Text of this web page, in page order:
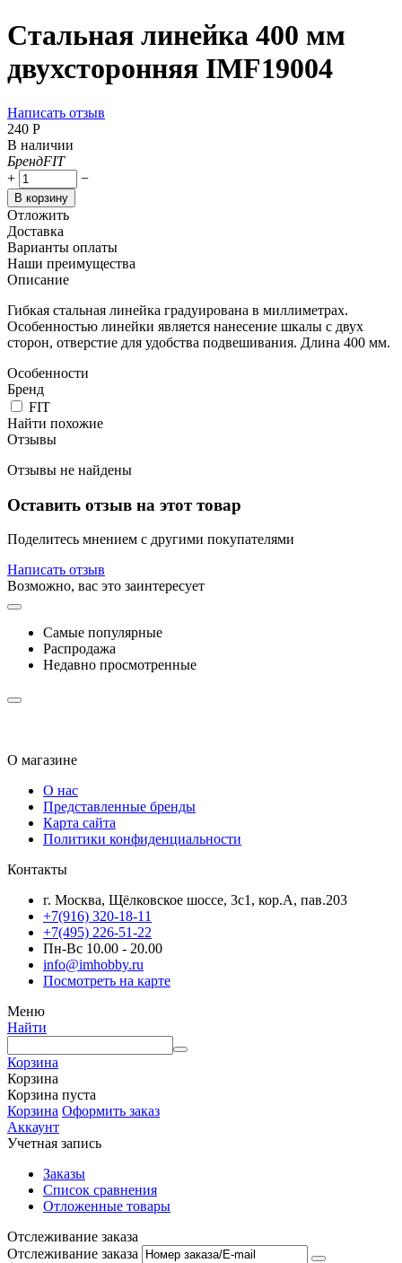
Стальная линейка 400 мм
двухсторонняя IMF19004
Написать отзыв
‍240‍ Р
В наличии
БрендFIT
+
−
В корзину
Отложить
Доставка
Варианты оплаты
Наши преимущества
Описание
Гибкая стальная линейка градуирована в миллиметрах.
Особенностью линейки является нанесение шкалы с двух
сторон, отверстие для удобства подвешивания. Длина 400 мм.
Особенности
Бренд
FIT
Найти похожие
Отзывы
Отзывы не найдены
Оставить отзыв на этот товар
Поделитесь мнением с другими покупателями
Написать отзыв
Возможно, вас это заинтересует
Самые популярные
Распродажа
Недавно просмотренные
О магазине
О нас
Представленные бренды
Карта сайта
Политики конфиденциальности
Контакты
г. Москва, Щёлковское шоссе, 3с1, кор.А, пав.203
+7(916) 320-18-11
+7(495) 226-51-22
Пн-Вс 10.00 - 20.00
info@imhobby.ru
Посмотреть на карте
Меню
Найти
Корзина
Корзина
Корзина пуста
Корзина Оформить заказ
Аккаунт
Учетная запись
Заказы
Список сравнения
Отложенные товары
Отслеживание заказа
Отслеживание заказа